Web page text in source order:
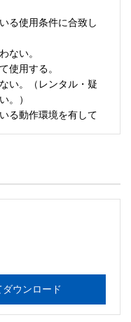
る使用条件に合致し
ない。
使用する。
い。（レンタル・疑
。）
る動作環境を有して
スエンジニアリング
行いません。搭載ソ
ウンロード